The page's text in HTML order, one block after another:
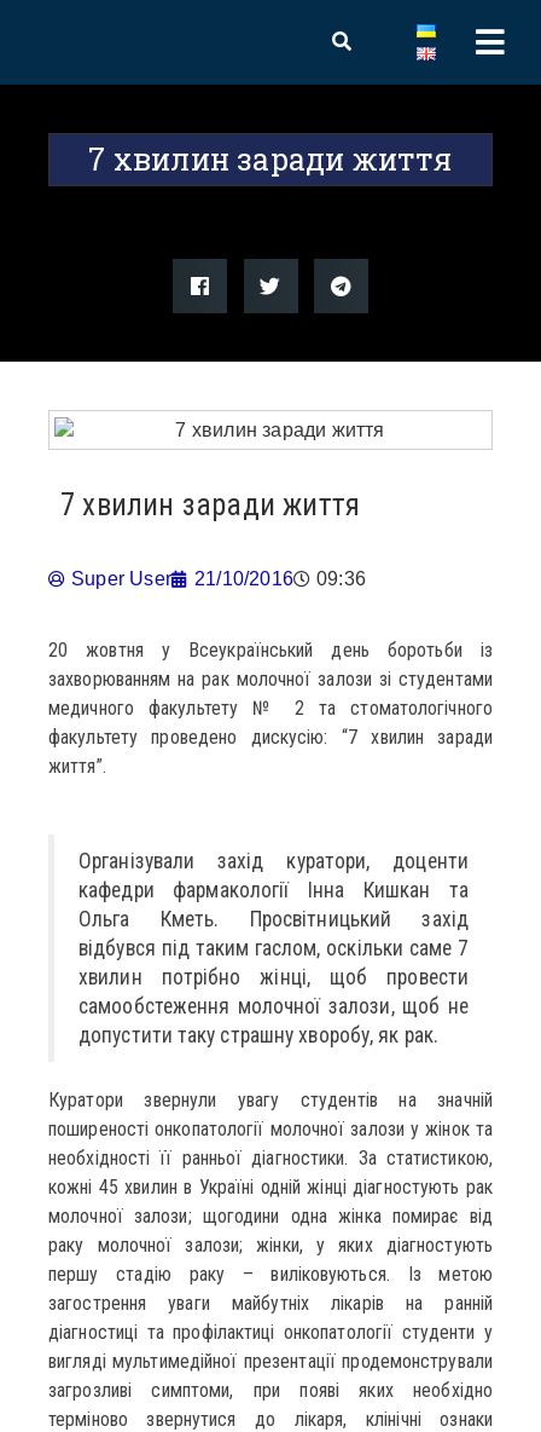
7 хвилин заради життя
7 хвилин заради життя
Super User 21/10/2016 09:36
20 жовтня у Всеукраїнський день боротьби із
захворюванням на рак молочної залози зі студентами
медичного факультету № 2 та стоматологічного
факультету проведено дискусію: “7 хвилин заради
життя”.
Організували захід куратори, доценти
кафедри фармакології Інна Кишкан та
Ольга Кметь. Просвітницький захід
відбувся під таким гаслом, оскільки саме 7
хвилин потрібно жінці, щоб провести
самообстеження молочної залози, щоб не
допустити таку страшну хворобу, як рак.
Куратори звернули увагу студентів на значній
поширеності онкопатології молочної залози у жінок та
необхідності її ранньої діагностики. За статистикою,
кожні 45 хвилин в Україні одній жінці діагностують рак
молочної залози; щогодини одна жінка помирає від
раку молочної залози; жінки, у яких діагностують
першу стадію раку – виліковуються. Із метою
загострення уваги майбутніх лікарів на ранній
діагностиці та профілактиці онкопатології студенти у
вигляді мультимедійної презентації продемонстрували
загрозливі симптоми, при появі яких необхідно
терміново звернутися до лікаря, клінічні ознаки